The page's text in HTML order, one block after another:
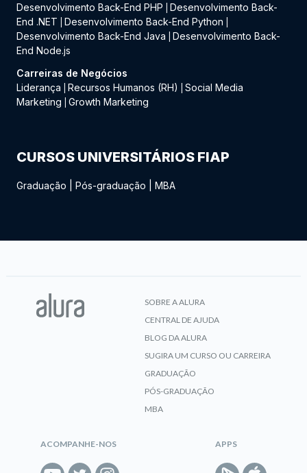
Desenvolvimento Back-End PHP
Desenvolvimento Back-
End .NET
Desenvolvimento Back-End Python
Desenvolvimento Back-End Java
Desenvolvimento Back-
End Node.js
Carreiras de Negócios
Liderança
Recursos Humanos (RH)
Social Media
Marketing
Growth Marketing
CURSOS UNIVERSITÁRIOS FIAP
Graduação Pós-graduação MBA
SOBRE A ALURA
CENTRAL DE AJUDA
BLOG DA ALURA
SUGIRA UM CURSO OU CARREIRA
GRADUAÇÃO
PÓS-GRADUAÇÃO
MBA
ACOMPANHE-NOS APPS